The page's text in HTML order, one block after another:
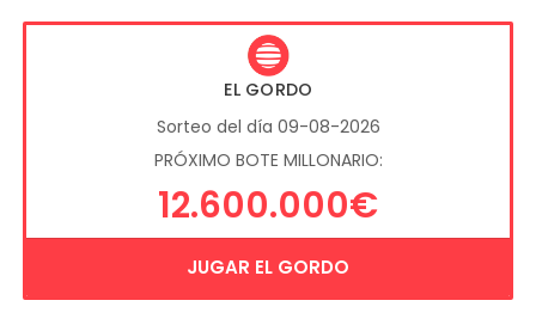
EL GORDO
Sorteo del día 09-08-2026
PRÓXIMO BOTE MILLONARIO:
12.600.000€
JUGAR EL GORDO